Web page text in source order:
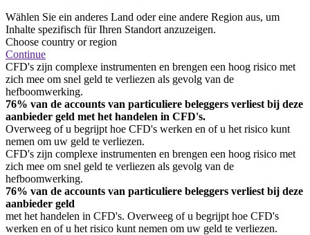
Wählen Sie ein anderes Land oder eine andere Region aus, um
Inhalte spezifisch für Ihren Standort anzuzeigen.
Choose country or region
Continue
CFD's zijn complexe instrumenten en brengen een hoog risico met
zich mee om snel geld te verliezen als gevolg van de
hefboomwerking.
76% van de accounts van particuliere beleggers verliest bij deze
aanbieder geld met het handelen in CFD's.
Overweeg of u begrijpt hoe CFD's werken en of u het risico kunt
nemen om uw geld te verliezen.
CFD's zijn complexe instrumenten en brengen een hoog risico met
zich mee om snel geld te verliezen als gevolg van de
hefboomwerking.
76% van de accounts van particuliere beleggers verliest bij deze
aanbieder geld
met het handelen in CFD's. Overweeg of u begrijpt hoe CFD's
werken en of u het risico kunt nemen om uw geld te verliezen.